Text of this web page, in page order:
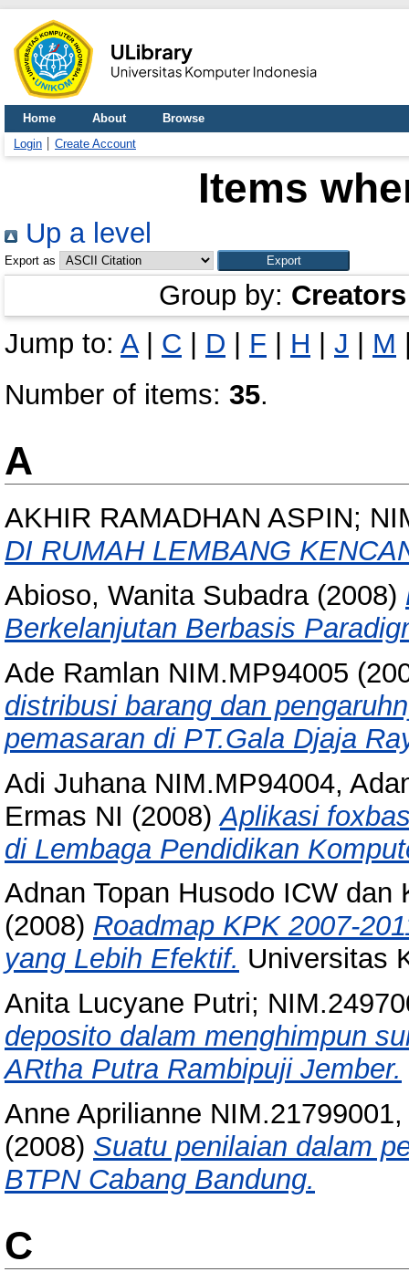
Home About
Browse
Login
Create Account
Items
Up a level
Export as
Group by: Creators
Jump to: A| C D F H J M
Number of items: 35.
A
AKHIR RAMADHAN ASPIN;
DI RUMAH LEMBANG
Abioso, Wanita Subadra(2008)
Berkelanjutan Berbasis
Ade Ramlan NIM.MP94005
distribusi barang dan
pemasaran di PT.Gala Djaja
Adi Juhana NIM.MP94004,
Ermas NI (2008)Aplikasi
di Lembaga Pendidikan
Adnan Topan Husodo ICW
(2008) Roadmap KPK 2007-
yang Lebih Efektif. Universitas
Anita Lucyane Putri;
deposito dalam menghimpun
ARtha Putra Rambipuji Jember.
Anne Aprilianne
(2008) Suatu penilaian dalam
BTPN Cabang Bandung.
C